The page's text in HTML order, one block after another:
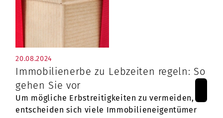
20.08.2024
Immobilienerbe zu Lebzeiten regeln: So
gehen Sie vor
Um mögliche Erbstreitigkeiten zu vermeiden,
entscheiden sich viele Immobilieneigentümer